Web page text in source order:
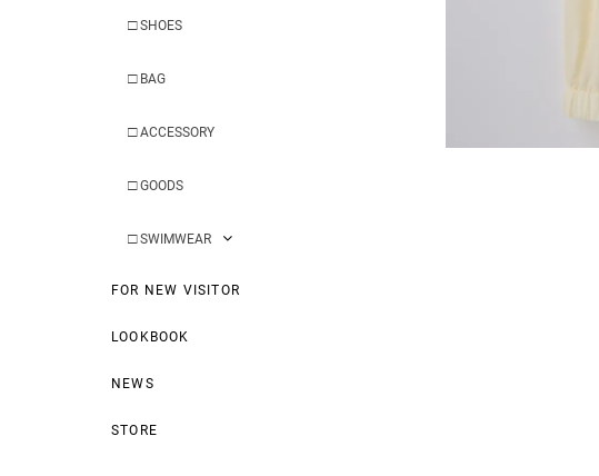
□ SHOES
□ BAG
□ ACCESSORY
□ GOODS
□ SWIMWEAR
FOR NEW VISITOR
LOOKBOOK
NEWS
STORE